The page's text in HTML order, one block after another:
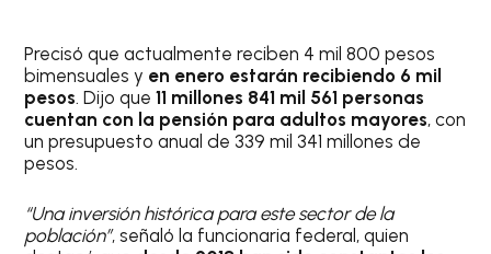
Precisó que actualmente reciben 4 mil 800 pesos
bimensuales y en enero estarán recibiendo 6 mil
pesos. Dijo que11 millones 841 mil 561 personas
cuentan con la pensión para adultos mayores, con
un presupuesto anual de 339 mil 341 millones de
pesos.
“Una inversión histórica para este sector de la
población”, señaló la funcionaria federal, quien